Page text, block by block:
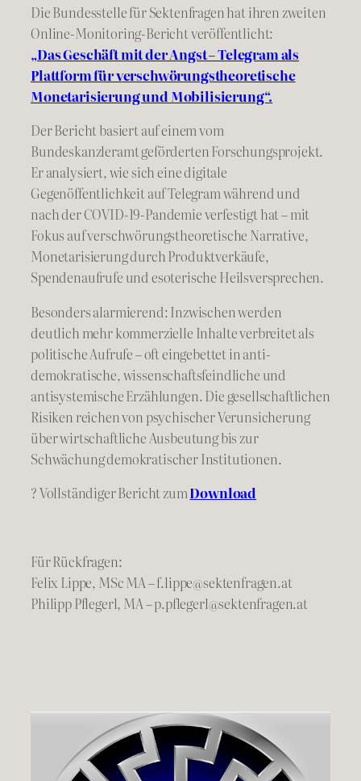
Die Bundesstelle für Sektenfragen hat ihren zweiten
Online-Monitoring-Bericht veröffentlicht:
„Das Geschäft mit der Angst – Telegram als
Plattform für verschwörungstheoretische
Monetarisierung und Mobilisierung“.
Der Bericht basiert auf einem vom
Bundeskanzleramt geförderten Forschungsprojekt.
Er analysiert, wie sich eine digitale
Gegenöffentlichkeit auf Telegram während und
nach der COVID-19-Pandemie verfestigt hat – mit
Fokus auf verschwörungstheoretische Narrative,
Monetarisierung durch Produktverkäufe,
Spendenaufrufe und esoterische Heilsversprechen.
Besonders alarmierend: Inzwischen werden
deutlich mehr kommerzielle Inhalte verbreitet als
politische Aufrufe – oft eingebettet in anti-
demokratische, wissenschaftsfeindliche und
antisystemische Erzählungen. Die gesellschaftlichen
Risiken reichen von psychischer Verunsicherung
über wirtschaftliche Ausbeutung bis zur
Schwächung demokratischer Institutionen.
? Vollständiger Bericht zumDownload
Für Rückfragen:
Felix Lippe, MSc MA – f.lippe@sektenfragen.at
Philipp Pflegerl, MA – p.pflegerl@sektenfragen.at